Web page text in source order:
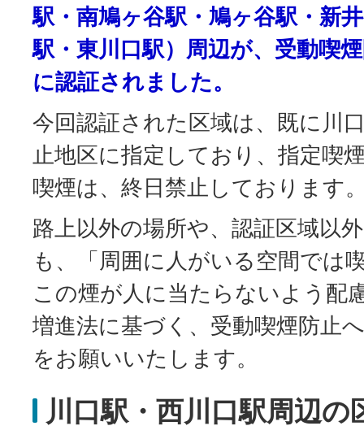
駅・南鳩ヶ谷駅・鳩ヶ谷駅・新
駅・東川口駅）周辺が、受動喫
に認証されました。
今回認証された区域は、既に川
止地区に指定しており、指定喫
喫煙は、終日禁止しております
路上以外の場所や、認証区域以
も、「周囲に人がいる空間では
この煙が人に当たらないよう配
増進法に基づく、受動喫煙防止
をお願いいたします。
川口駅・西川口駅周辺の